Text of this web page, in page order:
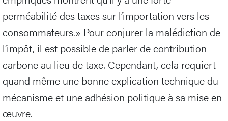
perméabilité des taxes sur l’importation vers les
consommateurs.» Pour conjurer la malédiction de
l’impôt, il est possible de parler de contribution
carbone au lieu de taxe. Cependant, cela requiert
quand même une bonne explication technique du
mécanisme et une adhésion politique à sa mise en
œuvre.